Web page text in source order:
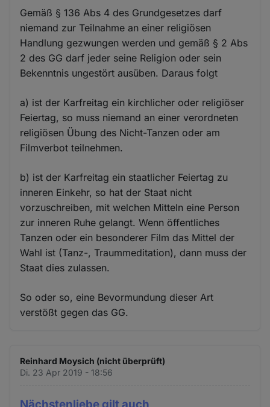
Gemäß § 136 Abs 4 des Grundgesetzes darf
niemand zur Teilnahme an einer religiösen
Handlung gezwungen werden und gemäß § 2 Abs
2 des GG darf jeder seine Religion oder sein
Bekenntnis ungestört ausüben. Daraus folgt
a) ist der Karfreitag ein kirchlicher oder religiöser
Feiertag, so muss niemand an einer verordneten
religiösen Übung des Nicht-Tanzen oder am
Filmverbot teilnehmen.
b) ist der Karfreitag ein staatlicher Feiertag zu
inneren Einkehr, so hat der Staat nicht
vorzuschreiben, mit welchen Mitteln eine Person
zur inneren Ruhe gelangt. Wenn öffentliches
Tanzen oder ein besonderer Film das Mittel der
Wahl ist (Tanz-, Traummeditation), dann muss der
Staat dies zulassen.
So oder so, eine Bevormundung dieser Art
verstößt gegen das GG.
Reinhard Moysich (nicht überprüft)
Di. 23 Apr 2019 - 18:56
Nächstenliebe gilt auch